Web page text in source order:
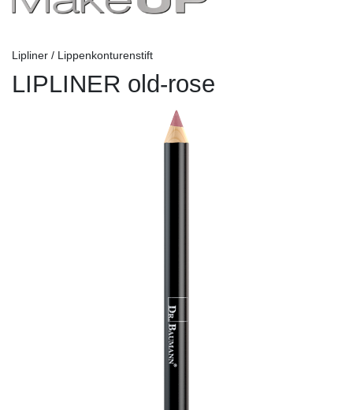
Lipliner / Lippenkonturenstift
LIPLINER old-rose